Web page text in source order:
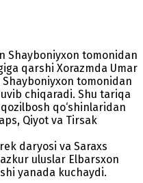
Shayboniyxon tomonidan
qarshi Xorazmda Umar
tomonidan
chiqaradi. Shu tariqa
qo‘shinlaridan
Qiyot va Tirsak
daryosi va Saraxs
uluslar Elbarsxon
yanada kuchaydi.